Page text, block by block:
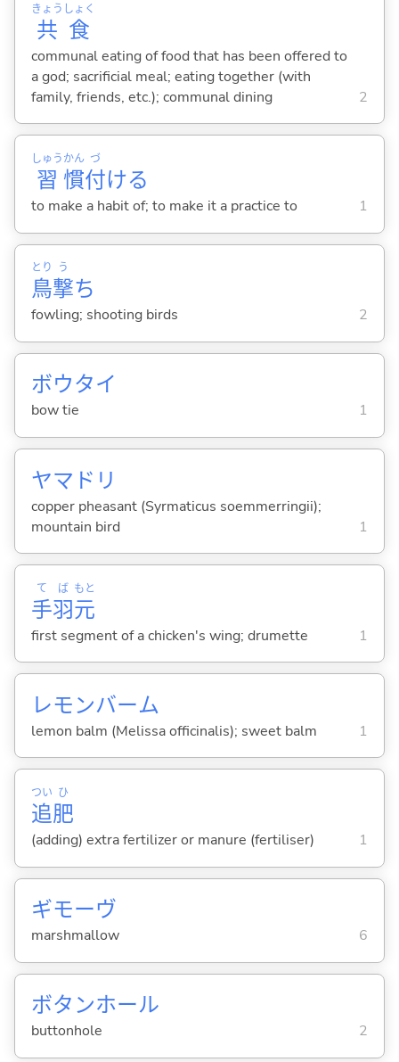
共
きょう
食
しょく
communal eating of food that has been offered to
a god; sacrificial meal; eating together (with
family, friends, etc.); communal dining
2
習
しゅう
慣
かん
付
づ
ける
to make a habit of; to make it a practice to 1
鳥
とり
撃
う
ち
fowling; shooting birds 2
ボウタイ
bow tie 1
ヤマドリ
copper pheasant (Syrmaticus soemmerringii);
mountain bird
1
手
て
羽
ば
元
もと
first segment of a chicken's wing; drumette 1
レモンバーム
lemon balm (Melissa officinalis); sweet balm 1
追
つい
肥
ひ
(adding) extra fertilizer or manure (fertiliser) 1
ギモーヴ
marshmallow 6
ボタンホール
buttonhole 2